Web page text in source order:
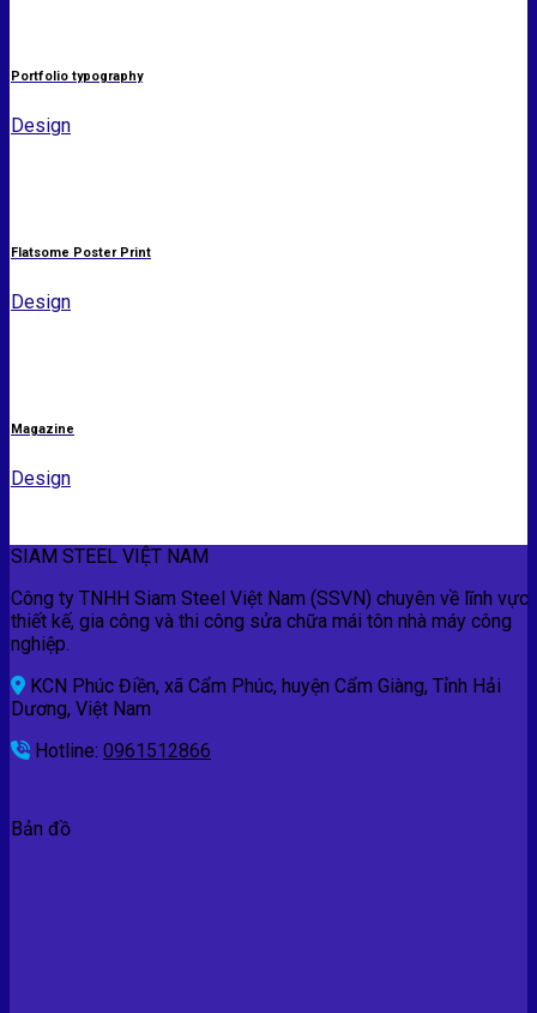
Portfolio typography
Design
Flatsome Poster Print
Design
Magazine
Design
SIAM STEEL VIỆT NAM
Công ty TNHH Siam Steel Việt Nam (SSVN) chuyên về lĩnh vực
thiết kế, gia công và thi công sửa chữa mái tôn nhà máy công
nghiệp.
KCN Phúc Điền, xã Cẩm Phúc, huyện Cẩm Giàng, Tỉnh Hải
Dương, Việt Nam
Hotline: 0961512866
Bản đồ